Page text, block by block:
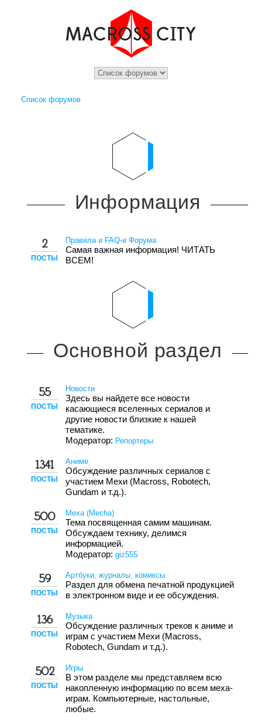
Список форумов
Информация
2
ПОСТЫ
Правила и FAQ-и Форума
Самая важная информация! ЧИТАТЬ
ВСЕМ!
Основной раздел
55
ПОСТЫ
Новости
Здесь вы найдете все новости
касающиеся вселенных сериалов и
другие новости близкие к нашей
тематике.
Модератор: Репортеры
1341
ПОСТЫ
Аниме
Обсуждение различных сериалов с
участием Мехи (Macross, Robotech,
Gundam и т.д.).
500
ПОСТЫ
Меха (Mecha)
Тема посвященная самим машинам.
Обсуждаем технику, делимся
информацией.
Модератор: giz555
59
ПОСТЫ
Артбуки, журналы, комиксы
Раздел для обмена печатной продукцией
в электронном виде и ее обсуждения.
136
ПОСТЫ
Музыка
Обсуждение различных треков к аниме и
играм с участием Мехи (Macross,
Robotech, Gundam и т.д.).
502
ПОСТЫ
Игры
В этом разделе мы представляем всю
накопленную информацию по всем меха-
играм. Компьютерные, настольные,
любые.